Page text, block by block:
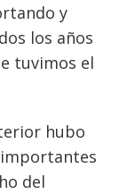
y
los años
tuvimos el
hubo
importantes
del